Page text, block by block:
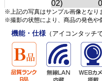
※上記の写真はサンプル画像となり
※撮影の状態により、商品の発色や
機能・仕様（アイコンタッチ